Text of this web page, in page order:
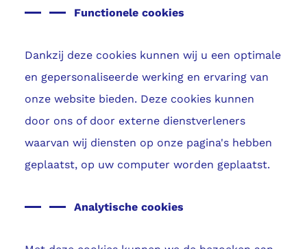
Functionele cookies
Dankzij deze cookies kunnen wij u een optimale
en gepersonaliseerde werking en ervaring van
onze website bieden. Deze cookies kunnen
door ons of door externe dienstverleners
waarvan wij diensten op onze pagina's hebben
geplaatst, op uw computer worden geplaatst.
Analytische cookies